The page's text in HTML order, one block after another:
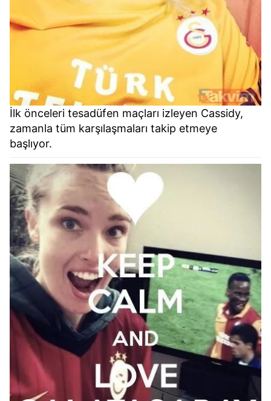
İlk önceleri tesadüfen maçları izleyen Cassidy,
zamanla tüm karşılaşmaları takip etmeye
başlıyor.